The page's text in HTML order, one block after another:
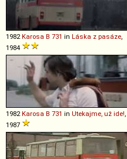
1982Karosa B 731 in Láska z pasáze,
1984
1982Karosa B 731 in Utekajme, už ide!,
1987